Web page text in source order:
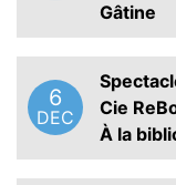
Gâtine
6
DEC
Cie
À la